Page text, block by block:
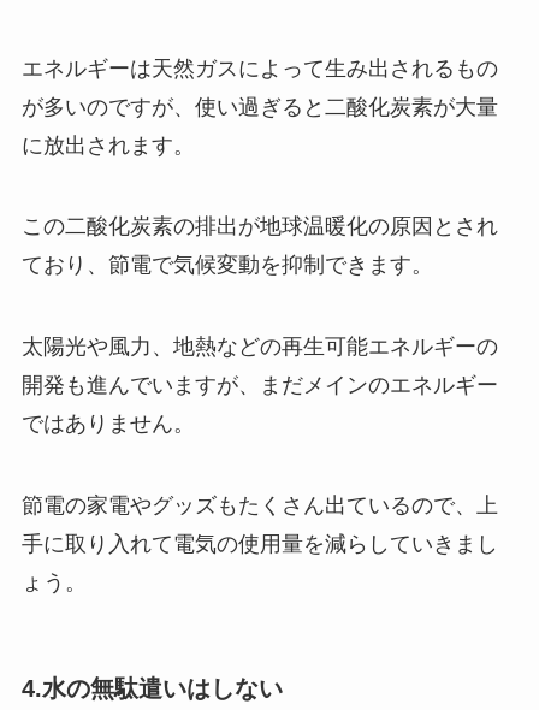
エネルギーは天然ガスによって生み出されるもの
が多いのですが、使い過ぎると二酸化炭素が大量
に放出されます。
この二酸化炭素の排出が地球温暖化の原因とされ
ており、節電で気候変動を抑制できます。
太陽光や風力、地熱などの再生可能エネルギーの
開発も進んでいますが、まだメインのエネルギー
ではありません。
節電の家電やグッズもたくさん出ているので、上
手に取り入れて電気の使用量を減らしていきまし
ょう。
4.水の無駄遣いはしない